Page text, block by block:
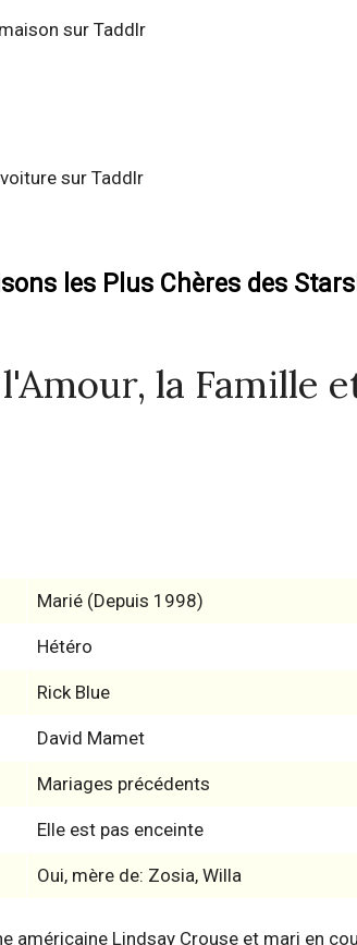
sur Taddlr
sur Taddlr
les Plus Chères des
la Famille
Marié (Depuis 1998)
Hétéro
Rick Blue
David Mamet
Mariages précédents
Elle est pas enceinte
Oui, mère de: Zosia, Willa
américaine Lindsay Crouse et mari en